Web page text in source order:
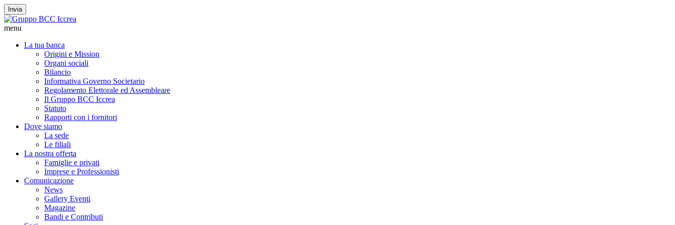
Invia
menu
La tua banca
Origini e Mission
Organi sociali
Bilancio
Informativa Governo Societario
Regolamento Elettorale ed Assembleare
Il Gruppo BCC Iccrea
Statuto
Rapporti con i fornitori
Dove siamo
La sede
Le filiali
La nostra offerta
Famiglie e privati
Imprese e Professionisti
Comunicazione
News
Gallery Eventi
Magazine
Bandi e Contributi